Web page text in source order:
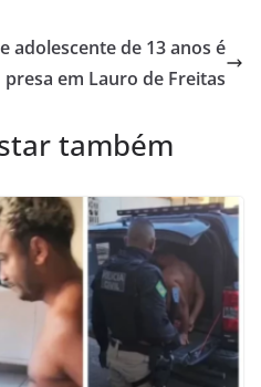
adolescente de 13 anos é
presa em Lauro de Freitas
também